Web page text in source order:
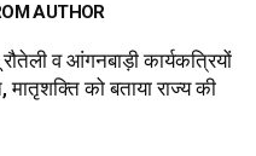
AUTHOR
व आंगनबाड़ी कार्यकत्रियों
मातृशक्ति को बताया राज्य की